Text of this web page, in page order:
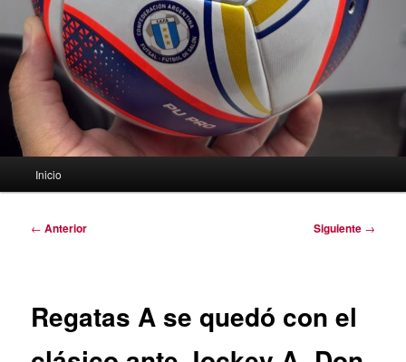
Inicio
Navegación
← Anterior Siguiente →
Regatas A se quedó con el